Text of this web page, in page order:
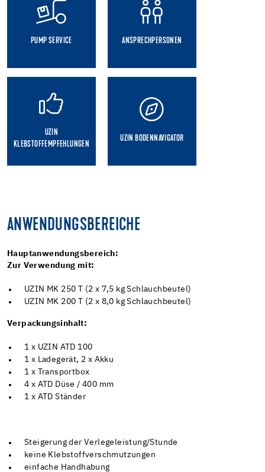
PUMP SERVICE ANSPRECHPERSONEN
UZIN
KLEBSTOFFEMPFEHLUNGEN
UZIN BODENNAVIGATOR
ANWENDUNGSBEREICHE
Hauptanwendungsbereich:
Zur Verwendung mit:
UZIN MK 250 T (2 x 7,5 kg Schlauchbeutel)
UZIN MK 200 T (2 x 8,0 kg Schlauchbeutel)
Verpackungsinhalt:
1 x UZIN ATD 100
1 x Ladegerät, 2 x Akku
1 x Transportbox
4 x ATD Düse / 400 mm
1 x ATD Ständer
Steigerung der Verlegeleistung/Stunde
keine Klebstoffverschmutzungen
einfache Handhabung